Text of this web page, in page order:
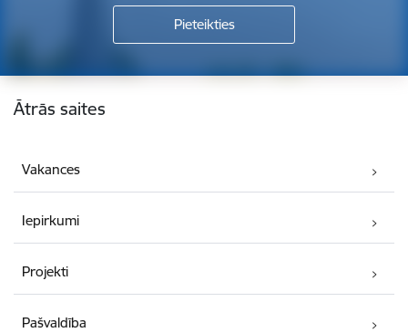
Kājene
Ātrās saites
Vakances
Iepirkumi
Projekti
Pašvaldība